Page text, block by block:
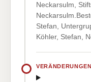
Neckarsulm,
Stefan,
Köhler, Stefan,
VERÄNDERUNGEN